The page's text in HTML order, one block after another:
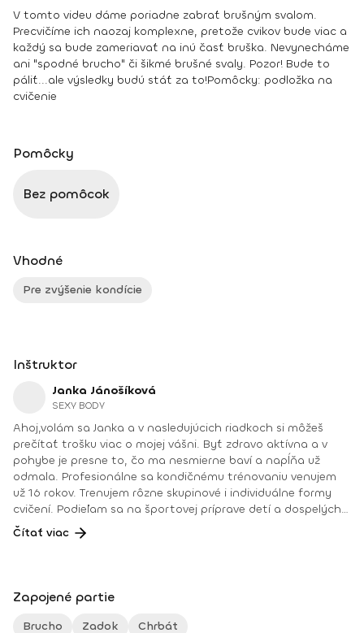
V tomto videu dáme poriadne zabrať brušným svalom.
Precvičíme ich naozaj komplexne, pretože cvikov bude viac a
každý sa bude zameriavať na inú časť bruška. Nevynecháme
ani "spodné brucho" či šikmé brušné svaly. Pozor! Bude to
páliť...ale výsledky budú stáť za to!Pomôcky: podložka na
cvičenie
Pomôcky
Bez pomôcok
Vhodné
Pre zvýšenie kondície
Inštruktor
Janka Jánošíková
SEXY BODY
Ahoj,volám sa Janka a v nasledujúcich riadkoch si môžeš
prečítať trošku viac o mojej vášni. Byť zdravo aktívna a v
pohybe je presne to, čo ma nesmierne baví a napĺňa už
odmala. Profesionálne sa kondičnému trénovaniu venujem
už 16 rokov. Trenujem rôzne skupinové i individuálne formy
cvičení. Podieľam sa na športovej príprave detí a dospelých,
ale aj zostavujem tréningy pre športovcov. Pravidelne pre
fitshaker už 9 rokov natáčam online tréningy. Zúčastňujem
rehabilitáciách, relaxačných a dýchacích technikách alebo
myofasciálnych masážach. Mám obrovskú radosť, že moja
práca je mi aj mojím koníčkom, aj keď skĺbiť pracovný život s
Čítať viac
Zapojené partie
Brucho Zadok Chrbát